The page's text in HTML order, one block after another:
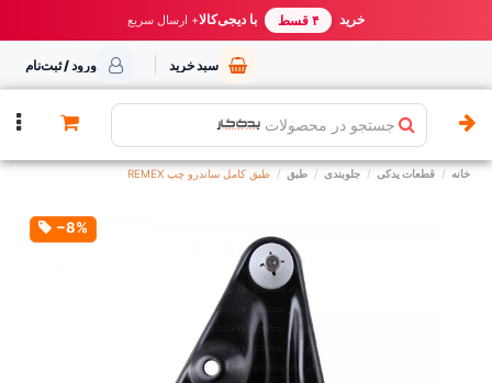
خرید مطمئن از یدک کار بهترین قیمت ایران خرید ۴ قسط با دیجی‌کالا+ ارسال سریع
سبد خرید ورود / ثبت‌نام
جستجو در محصولات
خانه قطعات یدکی جلوبندی طبق طبق کامل ساندرو چپ REMEX
‎−8%